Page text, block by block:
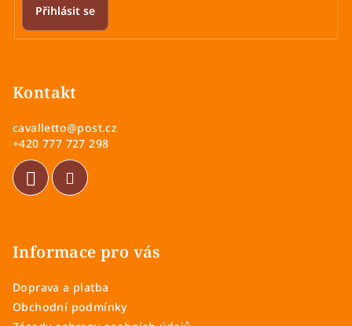
Přihlásit se
Kontakt
cavalletto@post.cz
+420 777 727 298
Informace pro vás
Doprava a platba
Obchodní podmínky